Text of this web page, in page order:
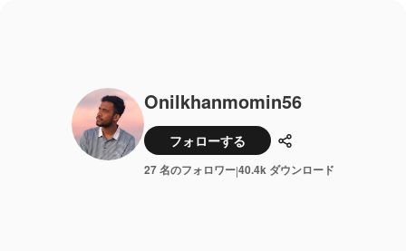
Onilkhanmomin56
フォローする 共有
27 名のフォロワー|40.4k ダウンロード